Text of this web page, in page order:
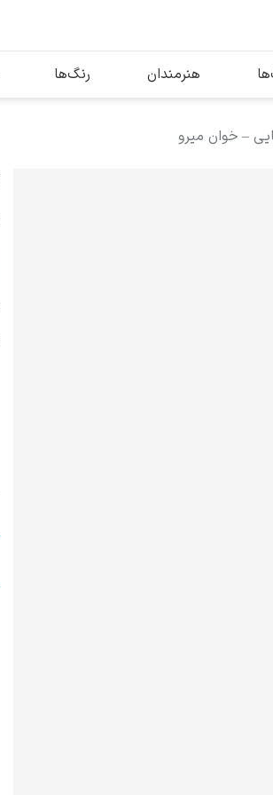
محبوب‌ترین هنرمندان
هنرمندان رنگ‌ها
– خوان میرو